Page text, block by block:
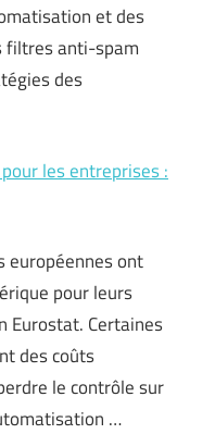
et des
filtres anti-spam
des
les entreprises :
européennes ont
pour leurs
Eurostat. Certaines
des coûts
le contrôle sur
…